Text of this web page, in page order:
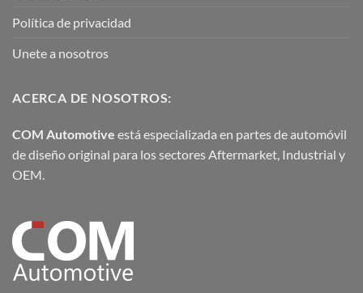
Política de privacidad
Unete a nosotros
ACERCA DE NOSOTROS:
COM Automotive está especializada en partes de automóvil
de diseño original para los sectores Aftermarket, Industrial y
OEM.